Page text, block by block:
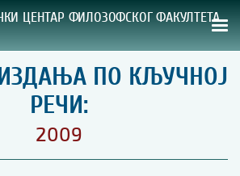
ЦЕНТАР ФИЛОЗОФСКОГ ФАКУЛТЕТА
НАША ИЗДАЊА
ИЗДАЊА:
ПО КЉУЧНОЈ
РЕЧИ:
2009